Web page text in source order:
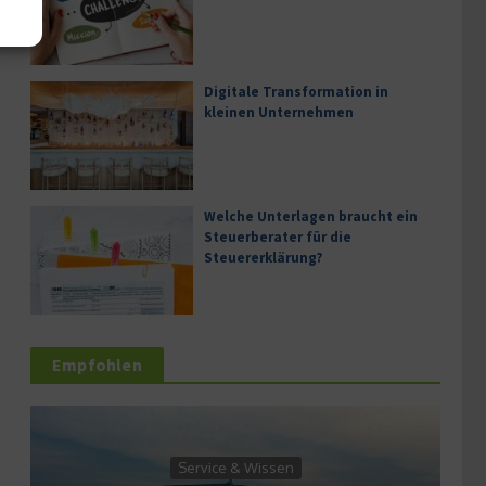
Digitale Transformation in
kleinen Unternehmen
Welche Unterlagen braucht ein
Steuerberater für die
Steuererklärung?
Empfohlen
Service & Wissen